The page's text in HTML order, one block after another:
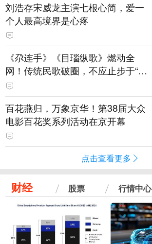
刘浩存宋威龙主演七根心简，爱一
个人最高境界是心疼
《尕连手》《目瑙纵歌》燃动全
网！传统民歌破圈，不应止步于“上
头”
百花燕归，万象京华！第38届大众
电影百花奖系列活动在京开幕
点击查看更多
财经 股票 行情中心